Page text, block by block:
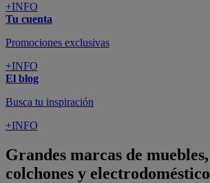
+INFO
Tu cuenta
Promociones exclusivas
+INFO
El blog
Busca tu inspiración
+INFO
Grandes marcas de muebles,
colchones y